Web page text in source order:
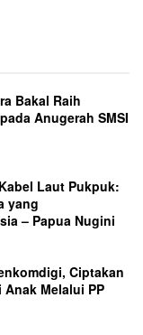
Bakal Raih
Anugerah SMSI
Laut Pukpuk:
yang
– Papua Nugini
Ciptakan
Melalui PP